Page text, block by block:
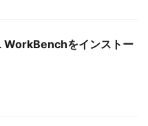
WorkBenchをインストー